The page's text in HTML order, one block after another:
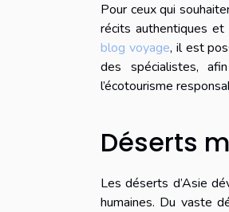
Pour ceux qui
récits authentiques
blog voyage, il est
des spécialistes,
l’écotourisme
Déserts
Les déserts d’Asie
humaines. Du vaste